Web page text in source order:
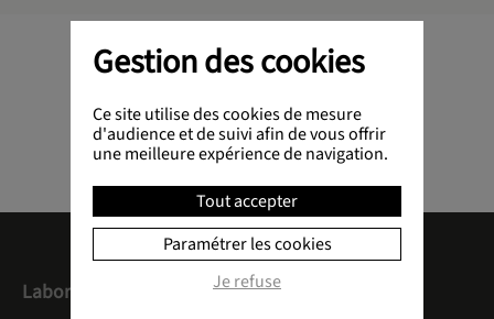
Laboratoires Bimont
Gestion des cookies
Ce site utilise des cookies de mesure
d'audience et de suivi afin de vous offrir
une meilleure expérience de navigation.
Tout accepter
Paramétrer les cookies
Je refuse